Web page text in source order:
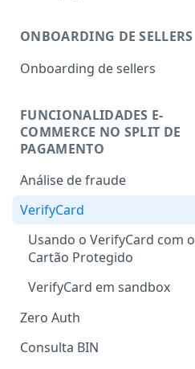
ONBOARDING DE SELLERS
Onboarding de sellers
Consultar seller
Alterar taxas
Notificações do cadastro de
FUNCIONALIDADES E-
COMMERCE NO SPLIT DE
PAGAMENTO
Análise de fraude
Configurando o fingerprint
VerifyCard
Usando o VerifyCard com o
Cartão Protegido
VerifyCard em sandbox
Zero Auth
Consulta BIN